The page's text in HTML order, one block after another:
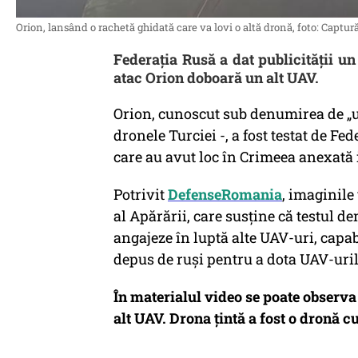
Orion, lansând o rachetă ghidată care va lovi o altă dronă, foto:
Federația Rusă a dat publicității
atac Orion doboară un alt UAV.
Orion, cunoscut sub denumirea de
dronele Turciei -, a fost testat de
care au avut loc în Crimeea anexată
PotrivitDefenseRomania, imaginile
al Apărării, care susține că testul
angajeze în luptă alte UAV-uri,
depus de ruși pentru a dota UAV-
În materialul video se poate
alt UAV. Drona țintă a fost o dronă